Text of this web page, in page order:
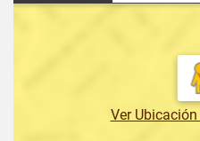
Ver Ubicación